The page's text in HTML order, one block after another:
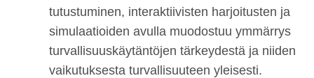
tutustuminen, interaktiivisten harjoitusten ja
simulaatioiden avulla muodostuu ymmärrys
turvallisuuskäytäntöjen tärkeydestä ja niiden
vaikutuksesta turvallisuuteen yleisesti.